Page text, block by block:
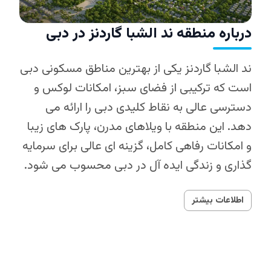
درباره منطقه ند الشبا گاردنز در دبی
ند الشبا گاردنز یکی از بهترین مناطق مسکونی دبی
است که ترکیبی از فضای سبز، امکانات لوکس و
دسترسی عالی به نقاط کلیدی دبی را ارائه می‌
دهد. این منطقه با ویلاهای مدرن، پارک‌ های زیبا
و امکانات رفاهی کامل، گزینه‌ ای عالی برای سرمایه‌
گذاری و زندگی ایده‌ آل در دبی محسوب می‌ شود.
اطلاعات بیشتر